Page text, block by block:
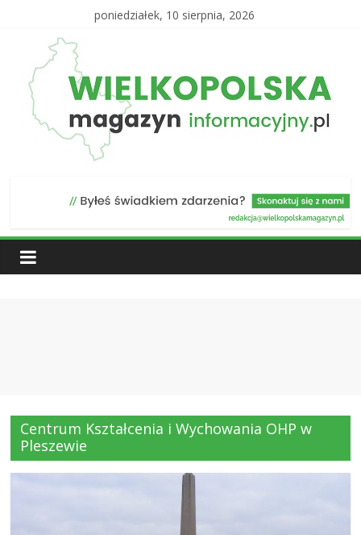
poniedziałek, 10 sierpnia, 2026
Centrum Kształcenia i Wychowania OHP w
Pleszewie